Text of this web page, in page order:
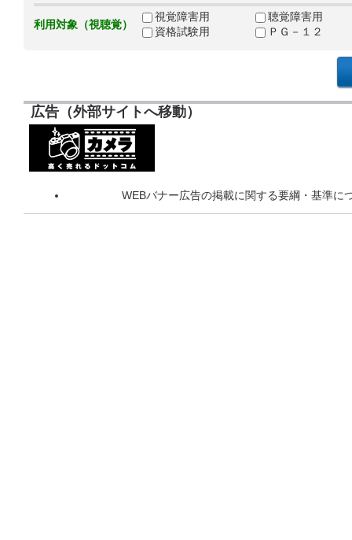
利用対象（視聴覚）
視覚障害用
聴覚障害用
資格試験用
ＰＧ－１２
広告（外部サイトへ移動）
WEBバナー広告の掲載に関する要綱・基準に